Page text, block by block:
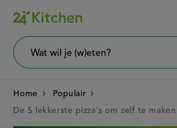
Overslaan
en
naar
wil
Home
Populair
De 5 lekkerste pizza's om zelf te maken